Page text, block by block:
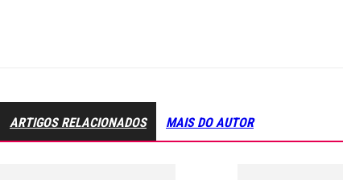
ARTIGOS RELACIONADOS MAIS DO AUTOR